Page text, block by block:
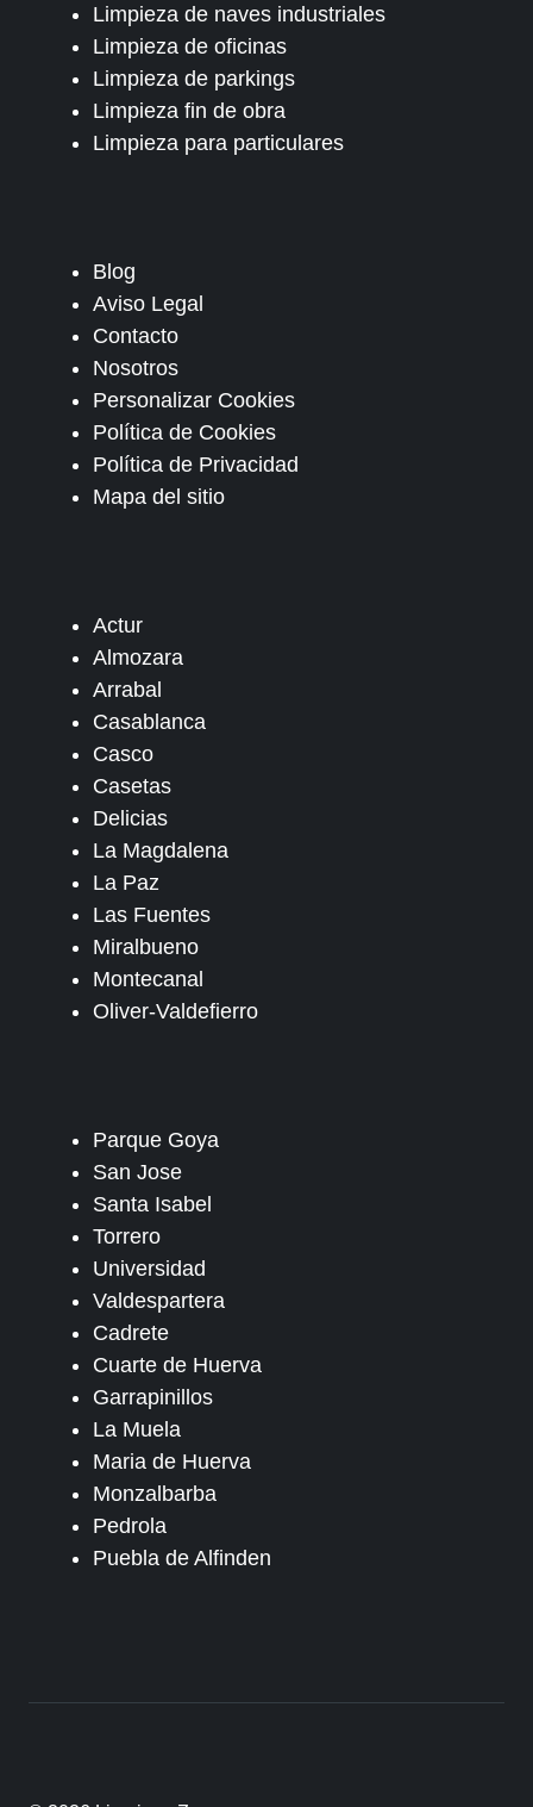
Limpieza de naves industriales
Limpieza de oficinas
Limpieza de parkings
Limpieza fin de obra
Limpieza para particulares
Blog
Aviso Legal
Contacto
Nosotros
Personalizar Cookies
Política de Cookies
Política de Privacidad
Mapa del sitio
Actur
Almozara
Arrabal
Casablanca
Casco
Casetas
Delicias
La Magdalena
La Paz
Las Fuentes
Miralbueno
Montecanal
Oliver-Valdefierro
Parque Goya
San Jose
Santa Isabel
Torrero
Universidad
Valdespartera
Cadrete
Cuarte de Huerva
Garrapinillos
La Muela
Maria de Huerva
Monzalbarba
Pedrola
Puebla de Alfinden